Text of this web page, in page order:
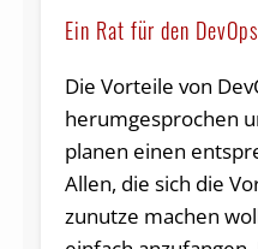
Ein Rat für den
Die Vorteile von
herumgesprochen
planen einen
Allen, die sich die
zunutze machen